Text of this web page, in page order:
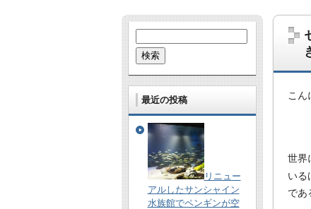
こん
世界
いる
であ
索:
最近の投稿
リニュー
アルしたサンシャイン
水族館でペンギンが空
哺乳類、爬虫類、鳥、虫、UMA…。
あとたまに雑学的なネタも。